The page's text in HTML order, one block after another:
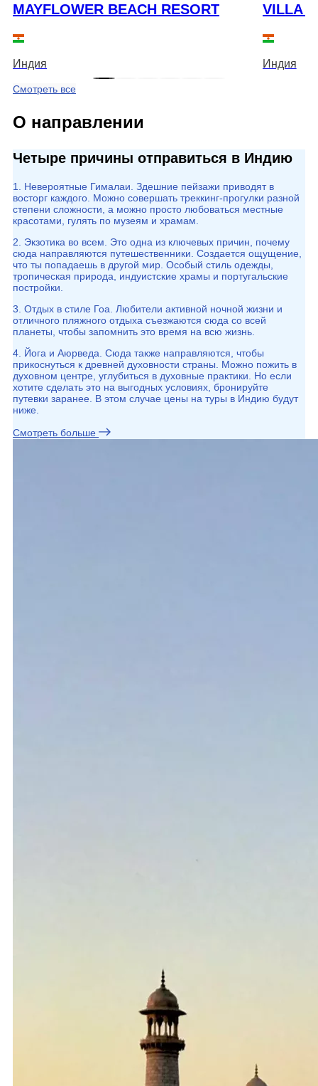
MAYFLOWER BEACH RESORT
Индия
VILLA
Индия
Смотреть все
О направлении
Четыре причины отправиться в Индию
1. Невероятные Гималаи. Здешние пейзажи приводят в
восторг каждого. Можно совершать треккинг-прогулки разной
степени сложности, а можно просто любоваться местные
красотами, гулять по музеям и храмам.
2. Экзотика во всем. Это одна из ключевых причин, почему
сюда направляются путешественники. Создается ощущение,
что ты попадаешь в другой мир. Особый стиль одежды,
тропическая природа, индуистские храмы и португальские
постройки.
3. Отдых в стиле Гоа. Любители активной ночной жизни и
отличного пляжного отдыха съезжаются сюда со всей
планеты, чтобы запомнить это время на всю жизнь.
4. Йога и Аюрведа. Сюда также направляются, чтобы
прикоснуться к древней духовности страны. Можно пожить в
духовном центре, углубиться в духовные практики. Но если
хотите сделать это на выгодных условиях, бронируйте
путевки заранее. В этом случае цены на туры в Индию будут
ниже.
Смотреть больше